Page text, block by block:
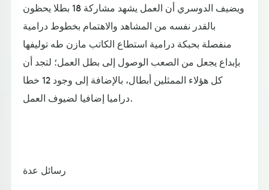
ويضيف الدوسري أن العمل يشهد مشاركة 18 بطلا يحظون
بالقدر نفسه من المشاهد والاهتمام بخطوط درامية
منفصلة بحبكة درامية استطاع الكاتب مازن طه توليفها
بإبداع يجعل من الصعب الوصول إلى بطل العمل؛ لتجد أن
كل هؤلاء الممثلين أبطال، بالإضافة إلى وجود 12 خطا
دراميا إضافيا لضيوف العمل.
رسائل عدة